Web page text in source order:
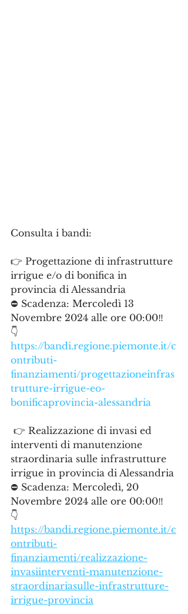
Consulta i bandi:
👉 Progettazione di infrastrutture
irrigue e/o di bonifica in
provincia di Alessandria
⛔ Scadenza: Mercoledì 13
Novembre 2024 alle ore 00:00‼
👇
https://bandi.regione.piemonte.it/c
ontributi-
finanziamenti/progettazioneinfras
trutture-irrigue-eo-
bonificaprovincia-alessandria
interventi di manutenzione
straordinaria sulle infrastrutture
irrigue in provincia di Alessandria
⛔ Scadenza: Mercoledì, 20
Novembre 2024 alle ore 00:00‼
👇
https://bandi.regione.piemonte.it/c
ontributi-
finanziamenti/realizzazione-
invasiinterventi-manutenzione-
straordinariasulle-infrastrutture-
irrigue-provincia